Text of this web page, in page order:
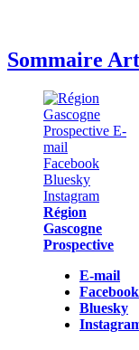
Sommaire
Région
Gascogne
Prospective
E-mail
Facebook
Bluesky